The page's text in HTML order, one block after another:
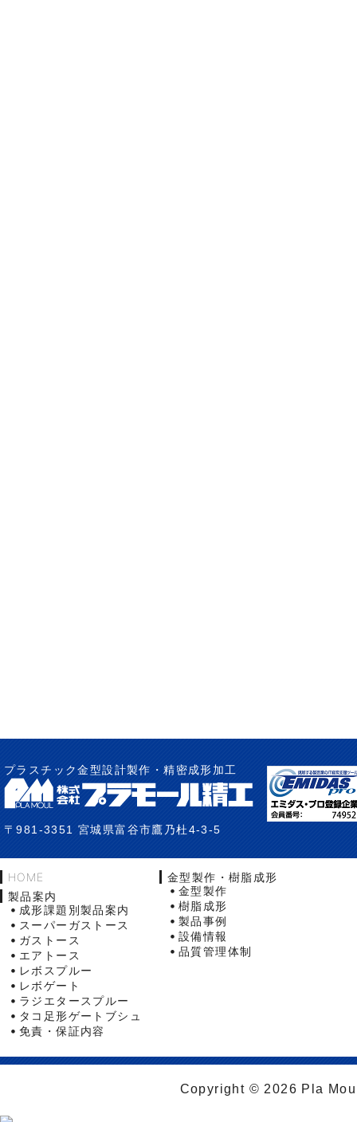
プラスチック金型設計製作・精密成形加工
〒981-3351 宮城県富谷市鷹乃杜4-3-5
HOME
製品案内
成形課題別製品案内
スーパーガストース
ガストース
エアトース
レボスプルー
レボゲート
ラジエタースプルー
タコ足形ゲートブシュ
免責・保証内容
金型製作・樹脂成形
金型製作
樹脂成形
製品事例
設備情報
品質管理体制
Copyright © 2026 Pla